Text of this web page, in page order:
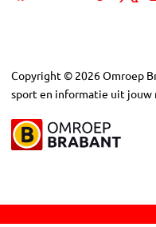
Copyright © 2026Omroep
sport en informatie uit jouw